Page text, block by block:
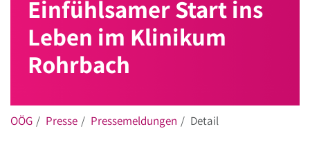
Einfühlsamer Start ins
Leben im Klinikum
Rohrbach
OÖG Presse Pressemeldungen Detail